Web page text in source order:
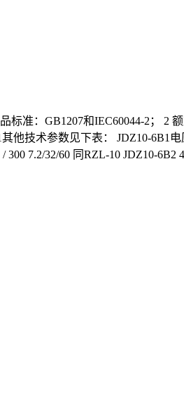
标准：GB1207和IEC60044-2； 2
他技术参数见下表： JDZ10-
300 7.2/32/60 同RZL-10 JDZ10-